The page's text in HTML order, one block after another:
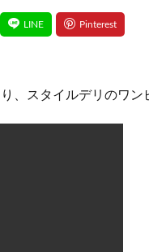
、スタイルデリのワン